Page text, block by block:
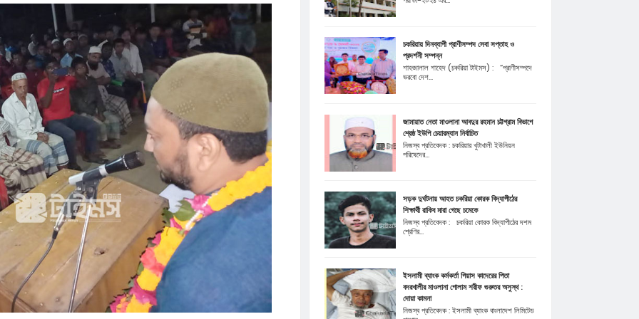
:
অনুষ্ঠিত
তাসরিফুল
শতাধিক
চকরিয়ায় দিনব্যাপী প্রাণীসম্পদ সেবা সপ্তাহ ও
প্রদর্শনী সম্পন্ন
শাহজালাল শাহেদ (চকরিয়া টাইমস) : “প্রাণীসম্পদে
ভরবো দেশ...
জামায়াত নেতা মাওলানা আবদুর রহমান চট্টগ্রাম বিভাগে
শ্রেষ্ঠ ইউপি চেয়ারম্যান নির্বাচিত
নিজস্ব প্রতিবেদক : চকরিয়ার খুটাখালী ইউনিয়ন
পরিষেদের...
সড়ক দুর্ঘটনায় আহত চকরিয়া কোরক বিদ্যাপীঠের
শিক্ষার্থী রাকিব মারা গেছে চমেকে
নিজস্ব প্রতিবেদক : চকরিয়া কোরক বিদ্যাপীঠের দশম
শ্রেণির...
ইসলামী ব্যাংক কর্মকর্তা গিয়াস কাদেরের পিতা
বদরখালীর মাওলানা গোলাম শরীফ গুরুতর অসুস্থ :
দোয়া কামনা
নিজস্ব প্রতিবেদক : ইসলামী ব্যাংক বাংলাদেশ লিমিটেড